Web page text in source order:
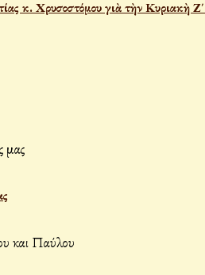
κ. Χρυσοστόμου γιὰ τὴν Κυριακὴ